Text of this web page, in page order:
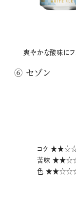
爽やかな酸味にフ
⑥ セゾン
コク
苦味
色